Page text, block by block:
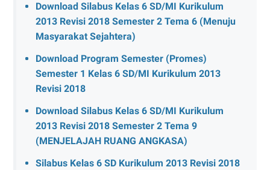
Download Silabus Kelas 6 SD/MI Kurikulum
2013 Revisi 2018 Semester 2 Tema 6 (Menuju
Masyarakat Sejahtera)
Download Program Semester (Promes)
Semester 1 Kelas 6 SD/MI Kurikulum 2013
Revisi 2018
Download Silabus Kelas 6 SD/MI Kurikulum
2013 Revisi 2018 Semester 2 Tema 9
(MENJELAJAH RUANG ANGKASA)
Silabus Kelas 6 SD Kurikulum 2013 Revisi 2018